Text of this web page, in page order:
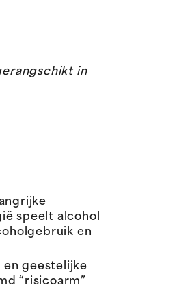
in
speelt alcohol
en
en geestelijke
“risicoarm”